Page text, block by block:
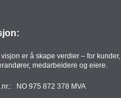
er å skape verdier – for kunder,
medarbeidere og eiere.
NO 975 872 378 MVA